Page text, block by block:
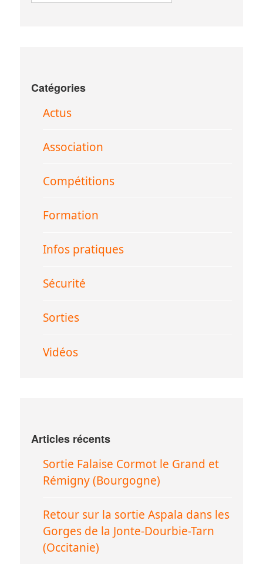
Catégories
Actus
Association
Compétitions
Formation
Infos pratiques
Sécurité
Sorties
Vidéos
Articles récents
Sortie Falaise Cormot le Grand et
Rémigny (Bourgogne)
Retour sur la sortie Aspala dans les
Gorges de la Jonte-Dourbie-Tarn
(Occitanie)